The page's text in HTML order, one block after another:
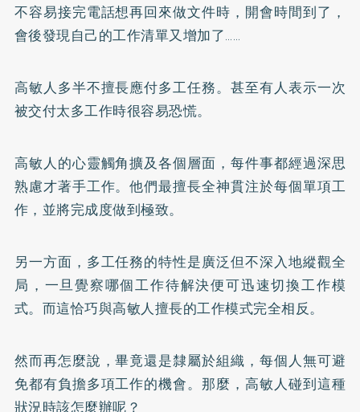
不容易接完電話想再回來做文件時，開會時間到了，
會後發現自己的工作清單又增加了……
高敏人多半不擅長應付多工任務。甚至有人表示一次
被交付太多工作時很容易恐慌。
高敏人的心靈觸角擴及各個層面，每件事都經過深思
熟慮才著手工作。他們最擅長全神貫注於每個單項工
作，並將完成度做到極致。
另一方面，多工任務的特性是廣泛但不深入地縱觀全
局，一旦覺察哪個工作待解決便可迅速切換工作模
式。而這恰巧與高敏人擅長的工作模式完全相反。
然而再怎麼說，畢竟還是隸屬於組織，每個人無可避
免都有負擔多項工作的機會。那麼，高敏人碰到這種
狀況時該怎麼辦呢？